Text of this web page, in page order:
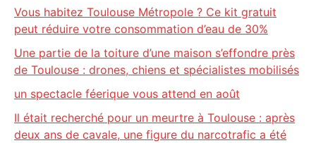
Vous habitez Toulouse Métropole ? Ce kit gratuit
peut réduire votre consommation d’eau de 30%
Une partie de la toiture d’une maison s’effondre près
de Toulouse : drones, chiens et spécialistes mobilisés
un spectacle féerique vous attend en août
Il était recherché pour un meurtre à Toulouse : après
deux ans de cavale, une figure du narcotrafic a été